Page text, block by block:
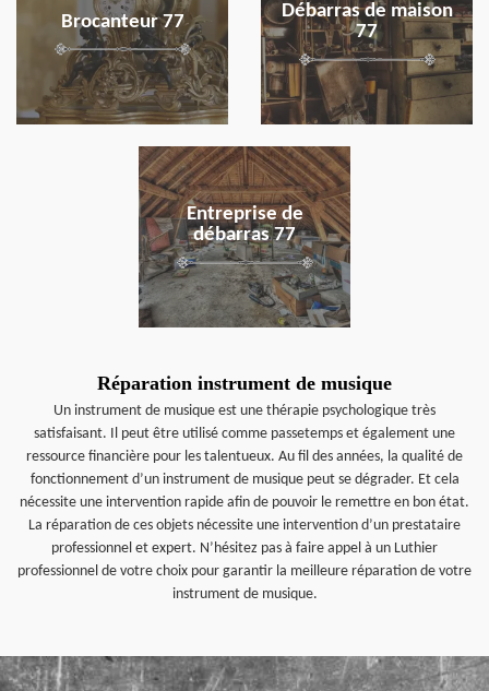
Brocanteur 77
Débarras de maison
77
Entreprise de
débarras 77
en savoir plus
Réparation instrument de musique
Un instrument de musique est une thérapie psychologique très
satisfaisant. Il peut être utilisé comme passetemps et également une
ressource financière pour les talentueux. Au fil des années, la qualité de
fonctionnement d’un instrument de musique peut se dégrader. Et cela
nécessite une intervention rapide afin de pouvoir le remettre en bon état.
La réparation de ces objets nécessite une intervention d’un prestataire
professionnel et expert. N’hésitez pas à faire appel à un Luthier
professionnel de votre choix pour garantir la meilleure réparation de votre
instrument de musique.